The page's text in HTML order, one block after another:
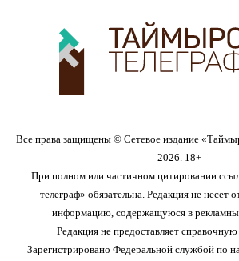
Все права защищены © Сетевое издание
2026. 18+
При полном или частичном цитировании
телеграф» обязательна. Редакция не несет
информацию, содержащуюся в
Редакция не предоставляет
Зарегистрировано Федеральной службой по